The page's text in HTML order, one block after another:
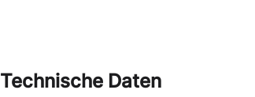
Technische Daten